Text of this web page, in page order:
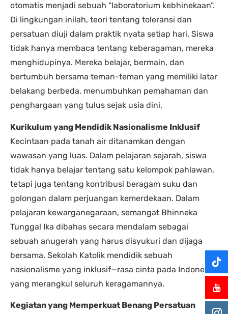
otomatis menjadi sebuah “laboratorium kebhinekaan”.
Di lingkungan inilah, teori tentang toleransi dan
persatuan diuji dalam praktik nyata setiap hari. Siswa
tidak hanya membaca tentang keberagaman, mereka
menghidupinya. Mereka belajar, bermain, dan
bertumbuh bersama teman-teman yang memiliki latar
belakang berbeda, menumbuhkan pemahaman dan
penghargaan yang tulus sejak usia dini.
Kurikulum yang Mendidik Nasionalisme Inklusif
Kecintaan pada tanah air ditanamkan dengan
wawasan yang luas. Dalam pelajaran sejarah, siswa
tidak hanya belajar tentang satu kelompok pahlawan,
tetapi juga tentang kontribusi beragam suku dan
golongan dalam perjuangan kemerdekaan. Dalam
pelajaran kewarganegaraan, semangat Bhinneka
Tunggal Ika dibahas secara mendalam sebagai
sebuah anugerah yang harus disyukuri dan dijaga
bersama. Sekolah Katolik mendidik sebuah
nasionalisme yang inklusif—rasa cinta pada Indonesia
yang merangkul seluruh keragamannya.
Kegiatan yang Memperkuat Benang Persatuan